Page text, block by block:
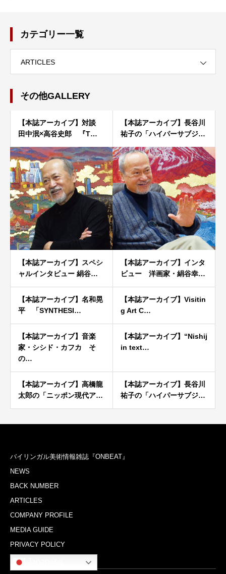
カテゴリー一覧
ARTICLES
その他GALLERY
【本誌アーカイブ】対談
田中泯×高谷史郎 『T…
【本誌アーカイブ】長谷川
祐子の「ハイパーサブジ…
【本誌アーカイブ】スペシ
ャルインタビュー 絹谷…
【本誌アーカイブ】インタ
ビュー 洋画家・絹谷幸…
【本誌アーカイブ】名和晃
平 「SYNTHESI…
【本誌アーカイブ】Visitin
g Art C…
【本誌アーカイブ】音楽
家・シシド・カフカ そ
の…
【本誌アーカイブ】“Nishij
in text…
【本誌アーカイブ】高橋龍
太郎の「ニッポン現代ア…
【本誌アーカイブ】長谷川
祐子の「ハイパーサブジ…
バイリンガル美術情報雑誌『ONBEAT』
NEWS
BACK NUMBER
ARTICLES
COMPANY PROFILE
MEDIA GUIDE
PRIVACY POLICY